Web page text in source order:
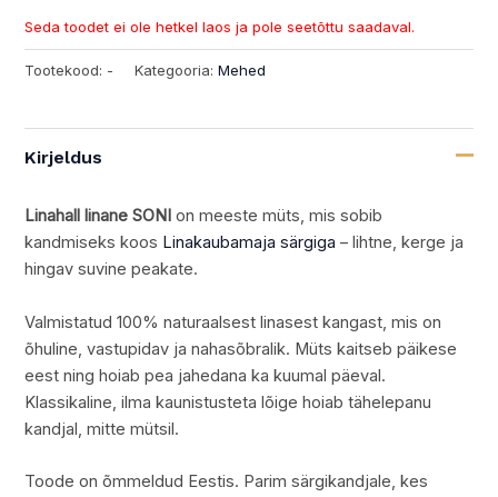
Seda toodet ei ole hetkel laos ja pole seetõttu saadaval.
Tootekood: - Kategooria:Mehed
Kirjeldus
Linahall linane SONI on meeste müts, mis sobib
kandmiseks koos Linakaubamaja särgiga – lihtne, kerge ja
hingav suvine peakate.
Valmistatud 100% naturaalsest linasest kangast, mis on
õhuline, vastupidav ja nahasõbralik. Müts kaitseb päikese
eest ning hoiab pea jahedana ka kuumal päeval.
Klassikaline, ilma kaunistusteta lõige hoiab tähelepanu
kandjal, mitte mütsil.
Toode on õmmeldud Eestis. Parim särgikandjale, kes